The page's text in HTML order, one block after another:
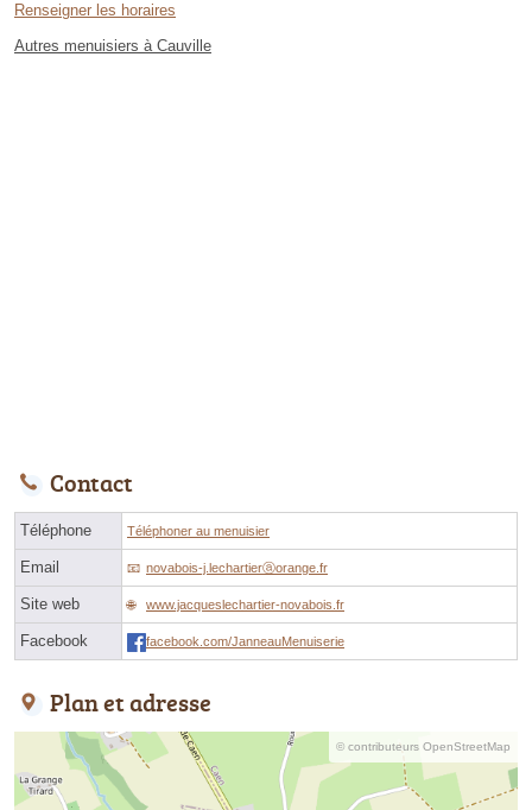
Renseigner les horaires
Autres menuisiers à Cauville
Contact
Téléphone Téléphoner au menuisier
Email novabois-j.lechartierⓐorange.fr
Site web www.jacqueslechartier-novabois.fr
Facebook facebook.com/JanneauMenuiserie
Plan et adresse
© contributeurs OpenStreetMap